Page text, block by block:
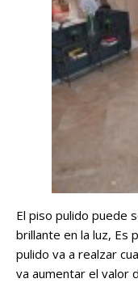
El piso pulido puede
brillante en la luz, Es
pulido va a realzar
va aumentar el valor